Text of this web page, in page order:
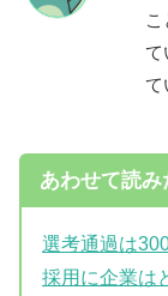
て
て
あわせて読み
選考通過は
採用に企業は